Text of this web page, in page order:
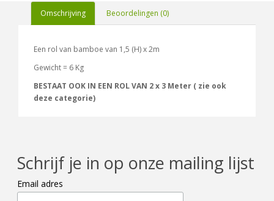
Omschrijving Beoordelingen (0)
Een rol van bamboe van 1,5 (H) x 2m
Gewicht = 6 Kg
BESTAAT OOK IN EEN ROL VAN 2 x 3 Meter ( zie ook
deze categorie)
Schrijf je in op onze mailing lijst
Email adres